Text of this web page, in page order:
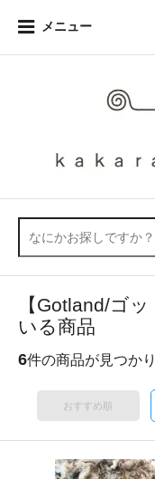
メニュー
【Gotland/ゴ
いる商品
6件の商品が見つか
おすすめ順